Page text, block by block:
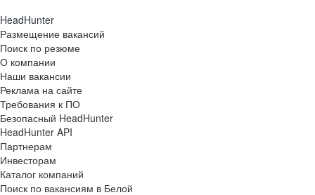
HeadHunter
Размещение вакансий
Поиск по резюме
О компании
Наши вакансии
Реклама на сайте
Требования к ПО
Безопасный HeadHunter
HeadHunter API
Партнерам
Инвесторам
Каталог компаний
Поиск по вакансиям в Белой